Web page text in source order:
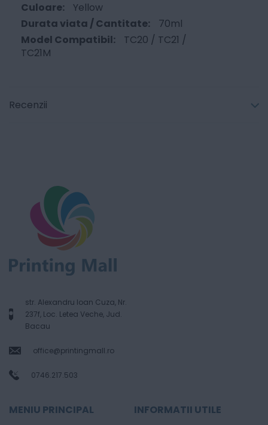
Yellow
70ml
TC20 / TC21 /
TC21M
Recenzii
str. Alexandru Ioan Cuza, Nr.
237f, Loc. Letea Veche, Jud.
Bacau
office@printingmall.ro
0746.217.503
MENIU PRINCIPAL INFORMATII UTILE